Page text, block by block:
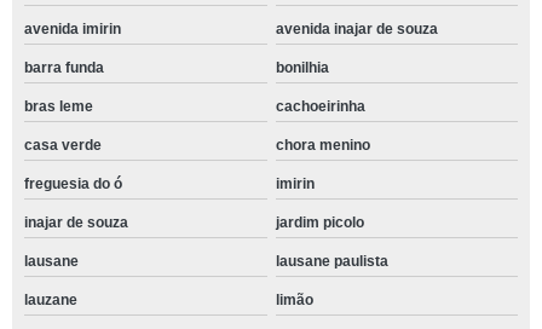
avenida imirin avenida inajar de souza
barra funda bonilhia
bras leme cachoeirinha
casa verde chora menino
freguesia do ó imirin
inajar de souza jardim picolo
lausane lausane paulista
lauzane limão